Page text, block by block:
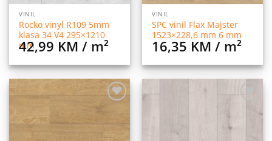
VINIL
Rocko vinyl R109 5mm
klasa 34 V4 295×1210
mm
42,99 KM / m²
VINIL
SPC vinil Flax Majster
1523×228,6 mm 6 mm
16,35 KM / m²
listu